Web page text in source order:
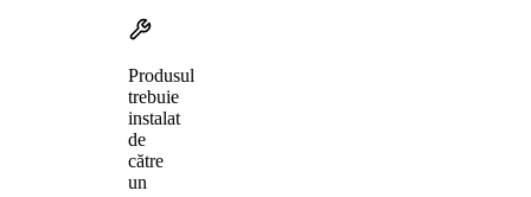
Produsul
trebuie
instalat
de
către
un